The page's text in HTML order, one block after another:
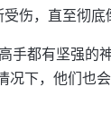
伤，直至彻底
手都有坚强的
况下，他们也